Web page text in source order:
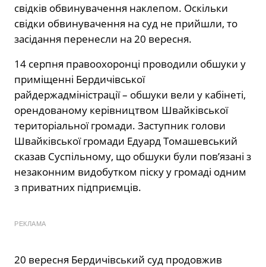
свідків обвинувачення наклепом. Оскільки
свідки обвинувачення на суд не прийшли, то
засідання перенесли на 20 вересня.
14 серпня правоохоронці проводили обшуки у
приміщенні Бердичівської
райдержадміністрації – обшуки вели у кабінеті,
орендованому керівництвом Швайківської
територіальної громади. Заступник голови
Швайківської громади Едуард Томашевський
сказав Суспільному, що обшуки були пов’язані з
незаконним видобутком піску у громаді одним
з приватних підприємців.
РЕКЛАМА
20 вересня Бердичівський суд продовжив